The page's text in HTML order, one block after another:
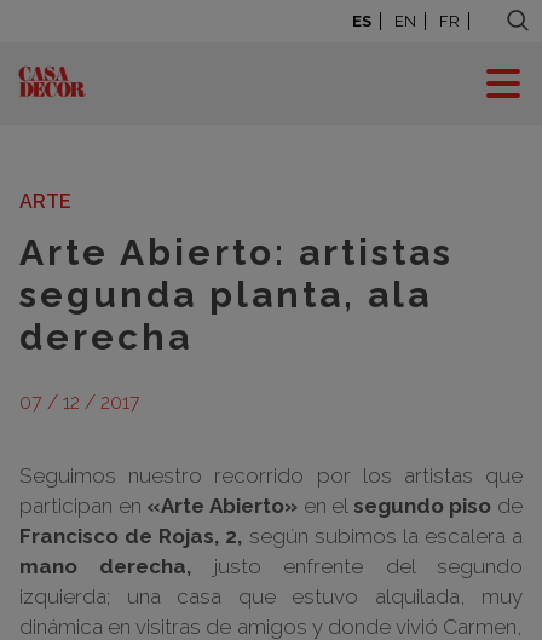
ES EN FR
BLOG: LA CASA SE
ARTE
Arte Abierto: artistas
segunda planta, ala
derecha
07 / 12 / 2017
Seguimos nuestro recorrido por los artistas que
participan en «Arte Abierto»en el segundo piso de
Francisco de Rojas, 2, según subimos la escalera a
mano derecha, justo enfrente del segundo
izquierda; una casa que estuvo alquilada, muy
dinámica en visitras de amigos y donde vivió Carmen,